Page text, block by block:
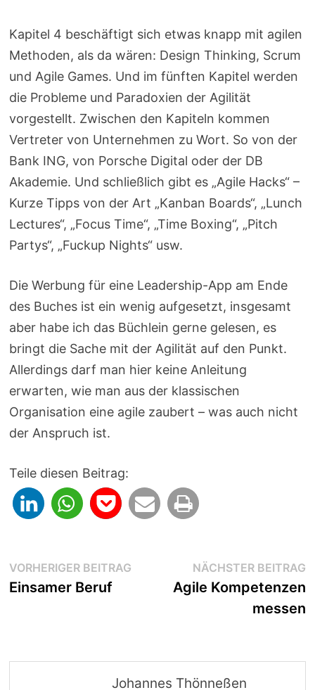
Kapitel 4 beschäftigt sich etwas knapp mit agilen
Methoden, als da wären: Design Thinking, Scrum
und Agile Games. Und im fünften Kapitel werden
die Probleme und Paradoxien der Agilität
vorgestellt. Zwischen den Kapiteln kommen
Vertreter von Unternehmen zu Wort. So von der
Bank ING, von Porsche Digital oder der DB
Akademie. Und schließlich gibt es „Agile Hacks“ –
Kurze Tipps von der Art „Kanban Boards“, „Lunch
Lectures“, „Focus Time“, „Time Boxing“, „Pitch
Partys“, „Fuckup Nights“ usw.
Die Werbung für eine Leadership-App am Ende
des Buches ist ein wenig aufgesetzt, insgesamt
aber habe ich das Büchlein gerne gelesen, es
bringt die Sache mit der Agilität auf den Punkt.
Allerdings darf man hier keine Anleitung
erwarten, wie man aus der klassischen
Organisation eine agile zaubert – was auch nicht
der Anspruch ist.
Teile diesen Beitrag:
Beitragsnavigation
VORHERIGER BEITRAG Vorheriger
Beitrag:
Einsamer Beruf
NÄCHSTER BEITRAG
Agile Kompetenzen
messen
Johannes Thönneßen